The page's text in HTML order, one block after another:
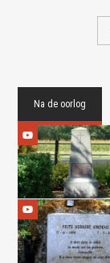
Na de oorlog